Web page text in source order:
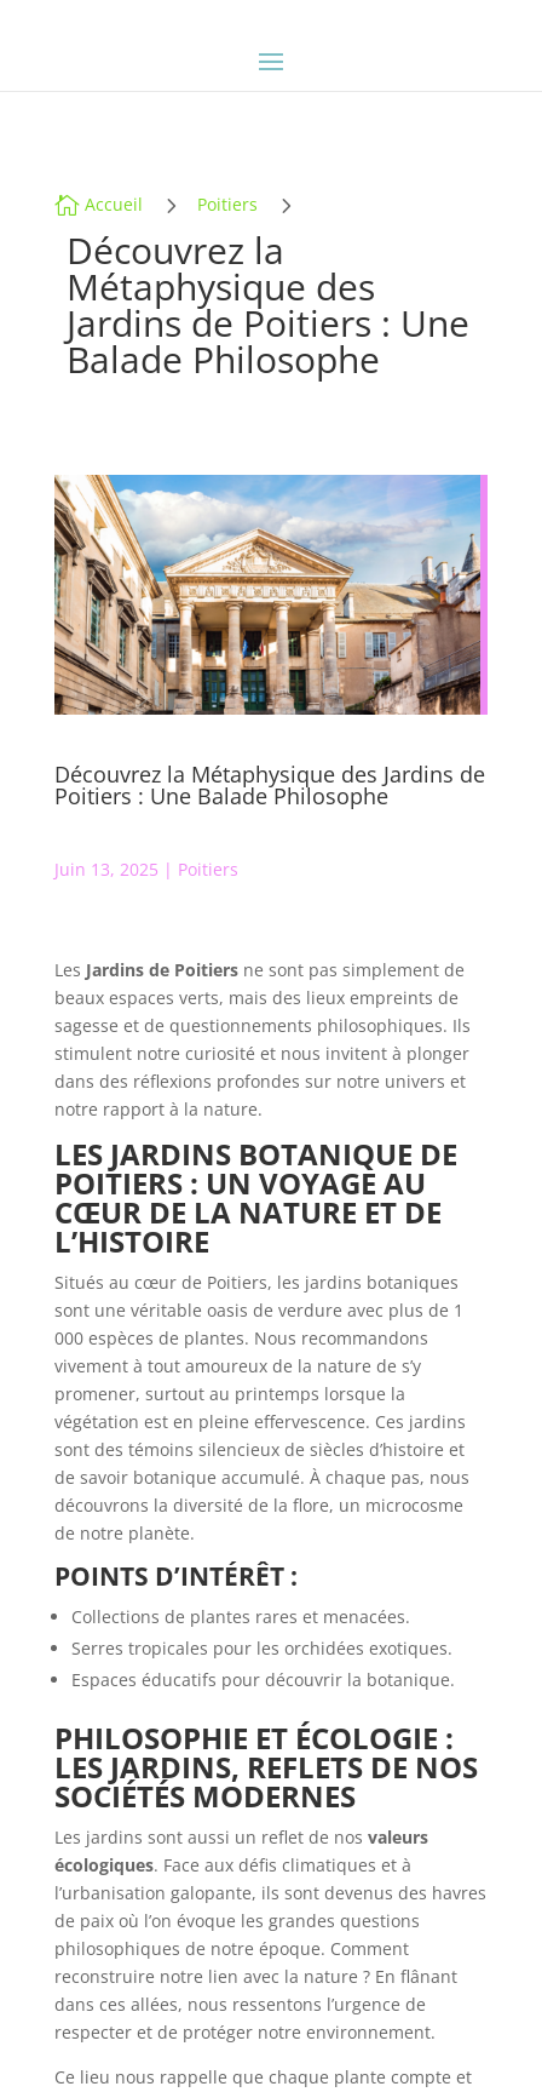
 Accueil 5 Poitiers 5
Découvrez la
Métaphysique des
Jardins de Poitiers : Une
Balade Philosophe
Découvrez la Métaphysique des Jardins de
Poitiers : Une Balade Philosophe
Juin 13, 2025 | Poitiers
Les Jardins de Poitiersne sont pas simplement de
beaux espaces verts, mais des lieux empreints de
sagesse et de questionnements philosophiques. Ils
stimulent notre curiosité et nous invitent à plonger
dans des réflexions profondes sur notre univers et
notre rapport à la nature.
LES JARDINS BOTANIQUE DE
POITIERS : UN VOYAGE AU
CŒUR DE LA NATURE ET DE
L’HISTOIRE
Situés au cœur de Poitiers, les jardins botaniques
sont une véritable oasis de verdure avec plus de 1
000 espèces de plantes. Nous recommandons
vivement à tout amoureux de la nature de s’y
promener, surtout au printemps lorsque la
végétation est en pleine effervescence. Ces jardins
sont des témoins silencieux de siècles d’histoire et
de savoir botanique accumulé. À chaque pas, nous
découvrons la diversité de la flore, un microcosme
de notre planète.
POINTS D’INTÉRÊT :
Collections de plantes rares et menacées.
Serres tropicales pour les orchidées exotiques.
Espaces éducatifs pour découvrir la botanique.
PHILOSOPHIE ET ÉCOLOGIE :
LES JARDINS, REFLETS DE NOS
SOCIÉTÉS MODERNES
Les jardins sont aussi un reflet de nos valeurs
écologiques. Face aux défis climatiques et à
l’urbanisation galopante, ils sont devenus des havres
de paix où l’on évoque les grandes questions
philosophiques de notre époque. Comment
reconstruire notre lien avec la nature ? En flânant
dans ces allées, nous ressentons l’urgence de
respecter et de protéger notre environnement.
Ce lieu nous rappelle que chaque plante compte et